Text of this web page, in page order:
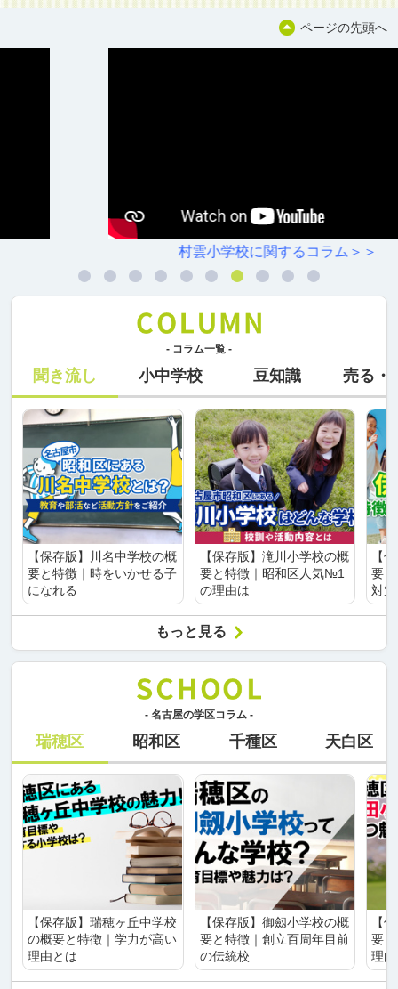
ページの先頭へ
村雲小学校に関するコラム＞＞
- コラム一覧 -
聞き流し 小中学校 豆知識 売る・
【保存版】川名中学校の概
要と特徴｜時をいかせる子
になれる
【保存版】滝川小学校の概
要と特徴｜昭和区人気№1
の理由は
【
要
対
もっと見る
- 名古屋の学区コラム -
瑞穂区 昭和区 千種区 天白区
【保存版】瑞穂ヶ丘中学校
の概要と特徴｜学力が高い
理由とは
【保存版】御劔小学校の概
要と特徴｜創立百周年目前
の伝統校
【
要
理